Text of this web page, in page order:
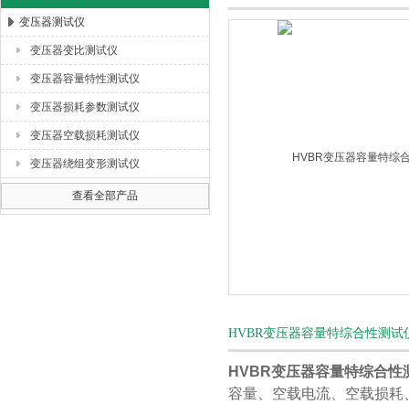
扬州海沃电气科技发展有限公司
变压器测试仪
变压器变比测试仪
变压器容量特性测试仪
变压器损耗参数测试仪
变压器空载损耗测试仪
变压器绕组变形测试仪
查看全部产品
HVBR变压器容量特综合性测试
HVBR变压器容量特综合性
容量、空载电流、空载损